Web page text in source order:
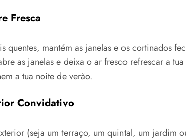
Fresca
quentes, mantém as janelas e os
as janelas e deixa o ar fresco refrescar a
a tua noite de verão.
Convidativo
(seja um terraço, um quintal, um jardim